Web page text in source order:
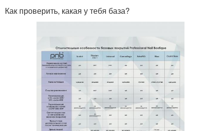
Как проверить, какая у тебя база?